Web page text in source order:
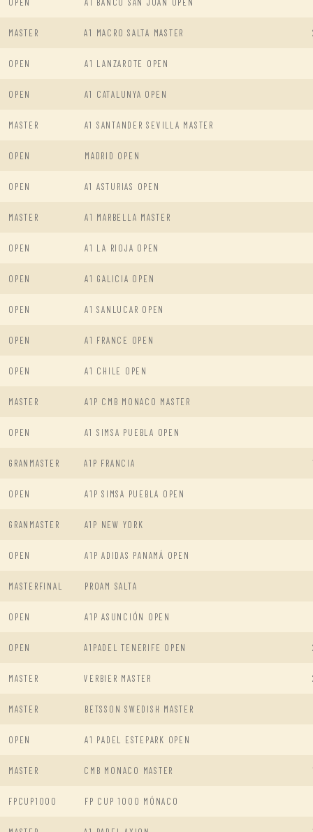
MASTER A1 MACRO SALTA MASTER
OPEN A1 LANZAROTE OPEN
OPEN A1 CATALUNYA OPEN
MASTER A1 SANTANDER SEVILLA MASTER
OPEN MADRID OPEN
OPEN A1 ASTURIAS OPEN
MASTER A1 MARBELLA MASTER
OPEN A1 LA RIOJA OPEN
OPEN A1 GALICIA OPEN
OPEN A1 SANLUCAR OPEN
OPEN A1 FRANCE OPEN
OPEN A1 CHILE OPEN
MASTER A1P CMB MONACO MASTER
OPEN A1 SIMSA PUEBLA OPEN
GRANMASTER A1P FRANCIA
OPEN A1P SIMSA PUEBLA OPEN
GRANMASTER A1P NEW YORK
OPEN A1P ADIDAS PANAMÁ OPEN
MASTERFINAL PROAM SALTA
OPEN A1P ASUNCIÓN OPEN
OPEN A1PADEL TENERIFE OPEN
MASTER VERBIER MASTER
MASTER BETSSON SWEDISH MASTER
OPEN A1 PADEL ESTEPARK OPEN
MASTER CMB MONACO MASTER
FPCUP1000 FP CUP 1000 MÓNACO